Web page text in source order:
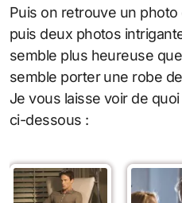
Puis on retrouve un photo
puis deux photos
semble plus heureuse
semble porter une robe
Je vous laisse voir de
ci-dessous :